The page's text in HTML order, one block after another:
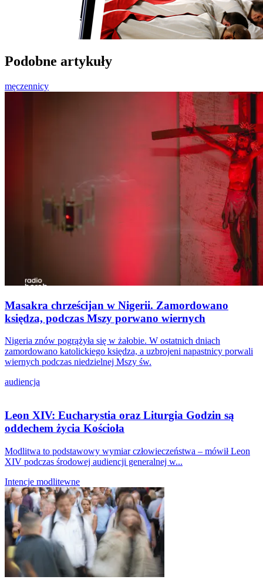
Podobne artykuły
męczennicy
Masakra chrześcijan w Nigerii. Zamordowano
księdza, podczas Mszy porwano wiernych
Nigeria znów pogrążyła się w żałobie. W ostatnich dniach
zamordowano katolickiego księdza, a uzbrojeni napastnicy porwali
wiernych podczas niedzielnej Mszy św.
audiencja
Leon XIV: Eucharystia oraz Liturgia Godzin są
oddechem życia Kościoła
Modlitwa to podstawowy wymiar człowieczeństwa – mówił Leon
XIV podczas środowej audiencji generalnej w...
Intencje modlitewne